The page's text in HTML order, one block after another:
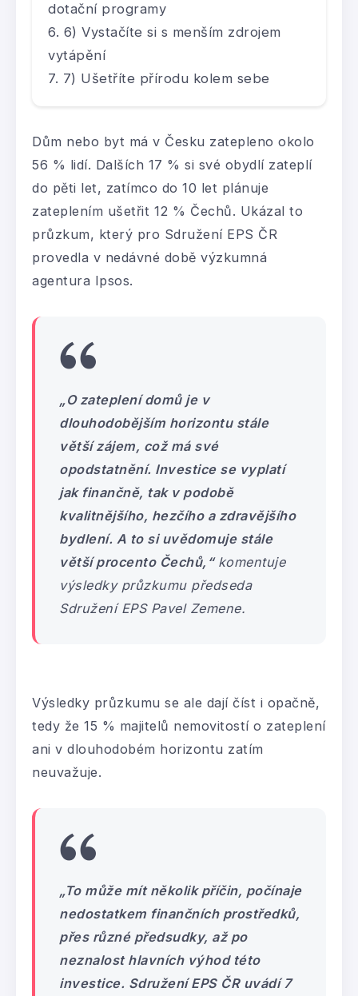
dotační programy
6) Vystačíte si s menším zdrojem
vytápění
7) Ušetříte přírodu kolem sebe
Dům nebo byt má v Česku zatepleno okolo
56 % lidí. Dalších 17 % si své obydlí zateplí
do pěti let, zatímco do 10 let plánuje
zateplením ušetřit 12 % Čechů. Ukázal to
průzkum, který pro Sdružení EPS ČR
provedla v nedávné době výzkumná
agentura Ipsos.
„O zateplení domů je v
dlouhodobějším horizontu stále
větší zájem, což má své
opodstatnění. Investice se vyplatí
jak finančně, tak v podobě
kvalitnějšího, hezčího a zdravějšího
bydlení. A to si uvědomuje stále
větší procento Čechů,“komentuje
výsledky průzkumu předseda
Sdružení EPS Pavel Zemene.
Výsledky průzkumu se ale dají číst i opačně,
tedy že 15 % majitelů nemovitostí o zateplení
ani v dlouhodobém horizontu zatím
neuvažuje.
„To může mít několik příčin, počínaje
nedostatkem finančních prostředků,
přes různé předsudky, až po
neznalost hlavních výhod této
investice. Sdružení EPS ČR uvádí 7